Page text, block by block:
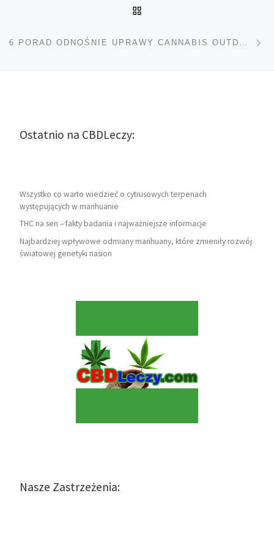
6 PORAD ODNOŚNIE UPRAWY CANNABIS OUTDOOR
Ostatnio na CBDLeczy:
Wszystko co warto wiedzieć o cytrusowych terpenach
występujących w marihuanie
THC na sen – fakty badania i najważniejsze informacje
Najbardziej wpływowe odmiany marihuany, które zmieniły rozwój
światowej genetyki nasion
Nasze Zastrzeżenia: